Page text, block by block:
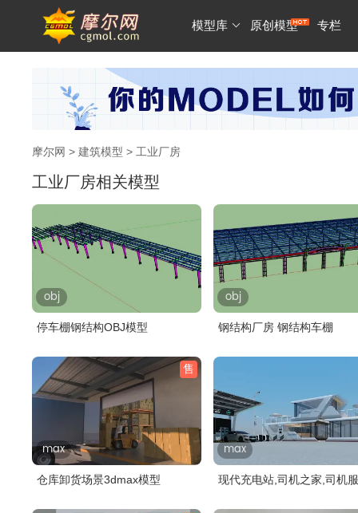
模型库 原创模型 专栏
摩尔网 > 建筑模型 > 工业厂房
工业厂房相关模型
obj
停车棚钢结构OBJ模型
obj
钢结构厂房 钢结构车棚
售
max
仓库卸货场景3dmax模型
max
现代充电站,司机之家,司机